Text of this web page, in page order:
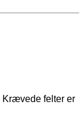
Krævede felter er